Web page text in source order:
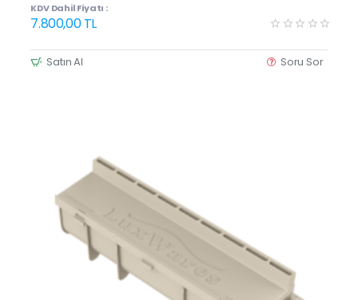
KDV Dahil Fiyatı :
7.800,00 TL
Satın Al Soru Sor